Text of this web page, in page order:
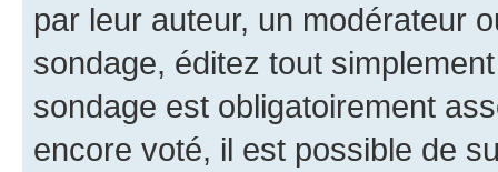
par leur auteur, un modérateur
sondage, éditez tout
sondage est obligatoirement
encore voté, il est possible de